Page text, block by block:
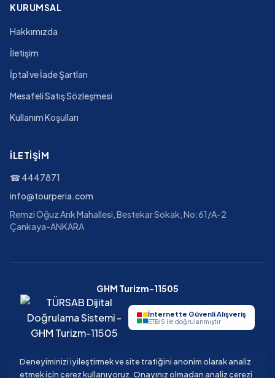
KURUMSAL
Hakkımızda
İletişim
İptal ve İade Şartları
Mesafeli Satış Sözleşmesi
Kullanım Koşulları
İLETIŞIM
☎4447871
info@tourperia.com
Remzi Oğuz Arık Mahallesi, Bestekar Sokak, No:61/A-2
Çankaya-ANKARA
GHM Turizm-11505
İnternette Güvenli Alışveriş
ETBİS ile doğrulanmıştır
Deneyiminizi iyileştirmek ve site trafiğini anonim olarak analiz
etmek için çerez kullanıyoruz. Onayınız olmadan analiz çerezi